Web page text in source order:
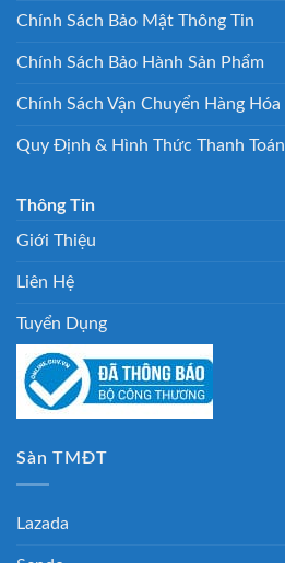
Chính Sách Bảo Mật Thông Tin
Chính Sách Bảo Hành Sản Phẩm
Chính Sách Vận Chuyển Hàng Hóa
Quy Định & Hình Thức Thanh Toán
Thông Tin
Giới Thiệu
Liên Hệ
Tuyển Dụng
Sàn TMĐT
Lazada